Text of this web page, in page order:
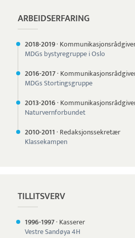
ARBEIDSERFARING
2018-2019·
MDGs bystyregruppe i Oslo
2016-2017·
MDGs Stortingsgruppe
2013-2016·
Naturvernforbundet
2010-2011· Redaksjonssekretær
Klassekampen
TILLITSVERV
1996-1997· Kasserer
Vestre Sandøya 4H